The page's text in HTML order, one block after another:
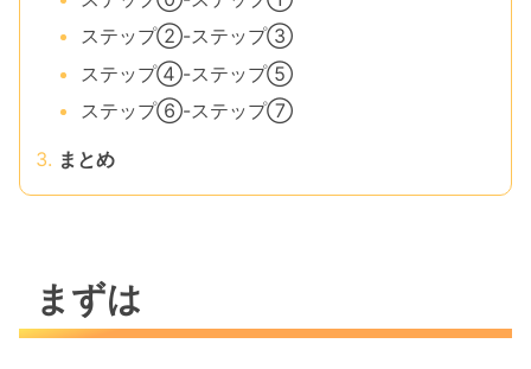
ステップ②-ステップ③
ステップ④-ステップ⑤
ステップ⑥-ステップ⑦
まとめ
まずは